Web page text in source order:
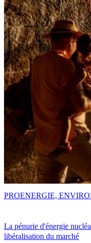
La pénurie d'énergie
libéralisation du marché
PROENERGIE,